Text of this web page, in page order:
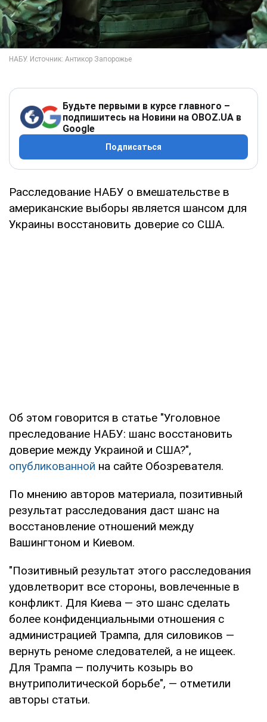
Будьте первыми в курсе главного –
подпишитесь на Новини на OBOZ.UA в
Google
Подписаться
Расследование НАБУ о вмешательстве в
американские выборы является шансом для
Украины восстановить доверие со США.
Об этом говорится в статье "Уголовное
преследование НАБУ: шанс восстановить
доверие между Украиной и США?",
опубликованной на сайте Обозревателя.
По мнению авторов материала, позитивный
результат расследования даст шанс на
восстановление отношений между
Вашингтоном и Киевом.
"Позитивный результат этого расследования
удовлетворит все стороны, вовлеченные в
конфликт. Для Киева — это шанс сделать
более конфиденциальными отношения с
администрацией Трампа, для силовиков —
вернуть реноме следователей, а не ищеек.
Для Трампа — получить козырь во
внутриполитической борьбе", — отметили
авторы статьи.